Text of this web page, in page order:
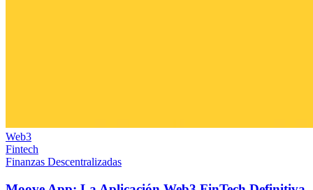
Web3
Fintech
Finanzas Descentralizadas